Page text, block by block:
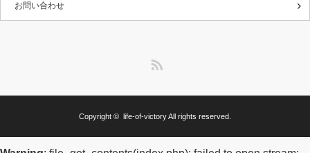
お問い合わせ
Copyright © life-of-victoryAll rights reserved.